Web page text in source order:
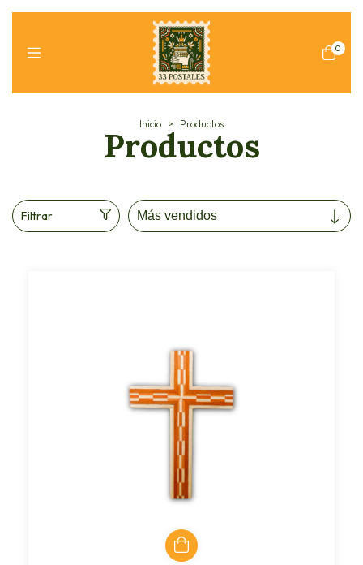
0
Inicio > Productos
Productos
Filtrar